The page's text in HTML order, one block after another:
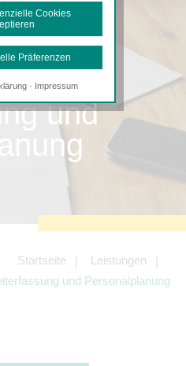
und
Startseite
Leistungen
und Personalplanung
Cookies
Präferenzen
Cookies
sind erforderlich, um die
Funktionalität der Website
Targeting-Cookies
einschließlich der
z.B. Facebook und
· Impressum